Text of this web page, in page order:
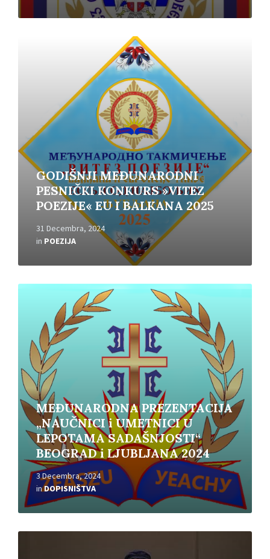
GODIŠNJI MEĐUNARODNI
PESNIČKI KONKURS »VITEZ
POEZIJE« EU I BALKANA 2025
31 Decembra, 2024
in POEZIJA
MEĐUNARODNA PREZENTACIJA
„NAUČNICI i UMETNICI U
LEPOTAMA SADAŠNJOSTI“
BEOGRAD i LJUBLJANA 2024
3 Decembra, 2024
inDOPISNIŠTVA
Read
Read